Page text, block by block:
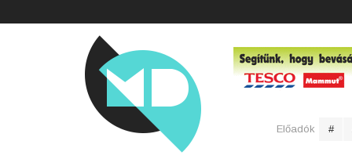
Előadók #